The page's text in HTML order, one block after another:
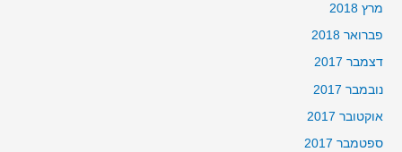
מרץ 2018
פברואר 2018
דצמבר 2017
נובמבר 2017
אוקטובר 2017
ספטמבר 2017